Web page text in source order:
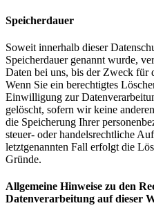
Speicherdauer
Soweit innerhalb dieser
Speicherdauer genannt wurde,
Daten bei uns, bis der Zweck für
Wenn Sie ein berechtigtes
Einwilligung zur
gelöscht, sofern wir keine
die Speicherung Ihrer
steuer- oder handelsrechtliche
letztgenannten Fall erfolgt die
Gründe.
Allgemeine Hinweise zu den
Datenverarbeitung auf dieser